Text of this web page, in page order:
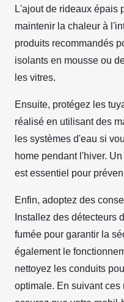
L'ajout de rideaux épais
maintenir la chaleur à
produits recommandés
isolants en mousse ou
les vitres.
Ensuite, protégez les
réalisé en utilisant des
les systèmes d'eau si
home pendant l'hiver.
est essentiel pour
Enfin, adoptez des
Installez des détecteurs
fumée pour garantir la
également le
nettoyez les conduits
optimale. En suivant